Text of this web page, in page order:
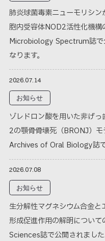
肺炎球菌毒素ニューモリシ
胞内受容体NOD2活性化機構
Microbiology Spectrum誌で
なります。
2026.07.14
お知らせ
ゾレドロン酸を用いた非げ
2の顎骨骨壊死（BRONJ）
Archives of Oral Biology誌で
2026.07.08
お知らせ
生分解性マグネシウム合金
形成促進作用の解明につい
Sciences誌で公開されました